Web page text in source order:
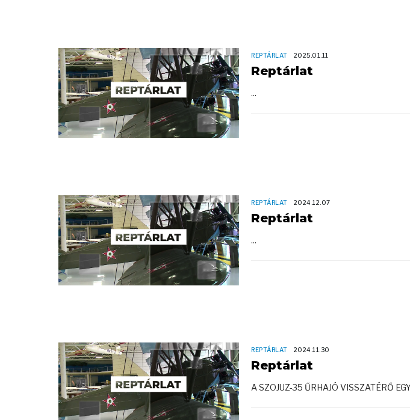
REPTÁRLAT 2025.01.11
Reptárlat
...
REPTÁRLAT 2024.12.07
Reptárlat
...
REPTÁRLAT 2024.11.30
Reptárlat
A SZOJUZ-35 ŰRHAJÓ VISSZATÉRŐ